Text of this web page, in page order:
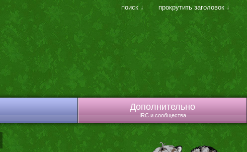
Дополнительно
IRC и сообщества
поиск ↓ прокрутить заголовок ↓